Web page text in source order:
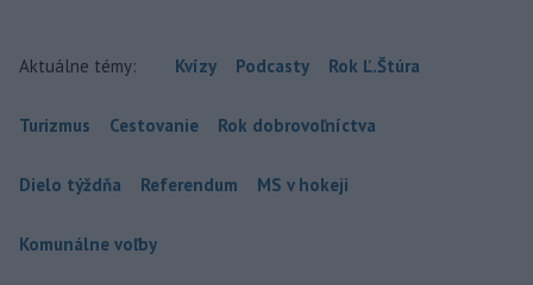
Aktuálne témy: Kvízy Podcasty Rok Ľ.Štúra
Turizmus Cestovanie Rok dobrovoľníctva
Dielo týždňa Referendum MS v hokeji
Komunálne voľby